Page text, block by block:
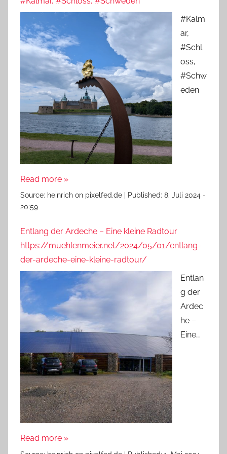
#Kalm
ar,
#Schl
oss,
#Schw
eden
Read more »
Source: heinrich on pixelfed.de Published: 8. Juli 2024 -
20:59
Entlang der Ardeche – Eine kleine Radtour
https://muehlenmeier.net/2024/05/01/entlang-
der-ardeche-eine-kleine-radtour/
Entlan
g der
Ardec
he –
Eine…
Read more »